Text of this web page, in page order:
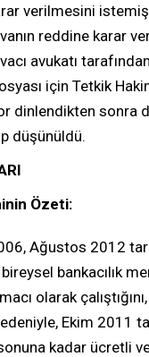
verilmesini
reddine karar
avukatı
için Tetkik
dinlendikten sonra
düşünüldü.
Özeti:
Ağustos 2012
bankacılık
olarak
Ekim 2011
kadar ücretli